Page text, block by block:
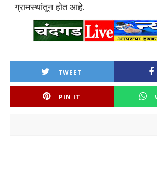
ग्रामस्थांतून होत आहे.
TWEET
PIN IT